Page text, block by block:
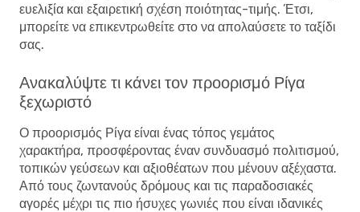
ευελιξία και εξαιρετική σχέση ποιότητας-τιμής. Έτσι,
μπορείτε να επικεντρωθείτε στο να απολαύσετε το ταξίδι
σας.
Ανακαλύψτε τι κάνει τον προορισμό Ρίγα
ξεχωριστό
Ο προορισμός Ρίγα είναι ένας τόπος γεμάτος
χαρακτήρα, προσφέροντας έναν συνδυασμό πολιτισμού,
τοπικών γεύσεων και αξιοθέατων που μένουν αξέχαστα.
Από τους ζωντανούς δρόμους και τις παραδοσιακές
αγορές μέχρι τις πιο ήσυχες γωνιές που είναι ιδανικές